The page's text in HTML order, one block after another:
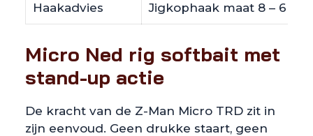
Haakadvies Jigkophaak maat 8 – 6
Micro Ned rig softbait met
stand-up actie
De kracht van de Z-Man Micro TRD zit in
zijn eenvoud. Geen drukke staart, geen